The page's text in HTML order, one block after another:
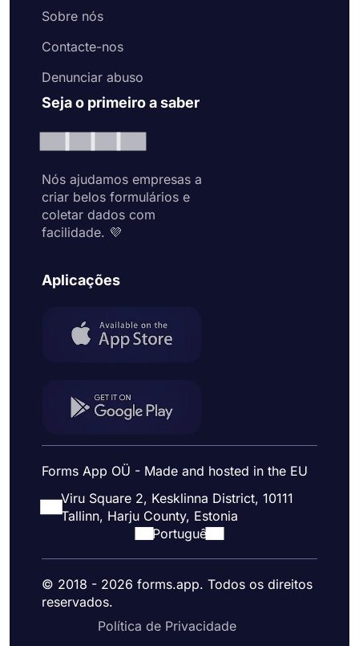
Sobre nós
Contacte-nos
Denunciar abuso
Seja o primeiro a saber
Nós ajudamos empresas a
criar belos formulários e
coletar dados com
facilidade. 💜
Aplicações
Forms App OÜ - Made and hosted in the EU
Viru Square 2, Kesklinna District, 10111
Tallinn, Harju County, Estonia
Portuguê
© 2018 - 2026 forms.app. Todos os direitos
reservados.
Política de Privacidade